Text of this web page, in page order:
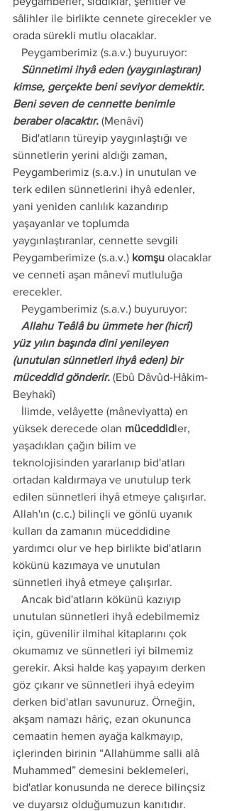
sâlihler ile birlikte cennete girecekler ve
orada sürekli mutlu olacaklar.
   Peygamberimiz (s.a.v.) buyuruyor:
kimse, gerçekte beni seviyor demektir.
Beni seven de cennette benimle
beraber olacaktır. (Menâvî)
sünnetlerin yerini aldığı zaman,
Peygamberimiz (s.a.v.) in unutulan ve
terk edilen sünnetlerini ihyâ edenler,
yani yeniden canlılık kazandırıp
yaşayanlar ve toplumda
yaygınlaştıranlar, cennette sevgili
Peygamberimize (s.a.v.) komşu olacaklar
ve cenneti aşan mânevî mutluluğa
erecekler.
   Peygamberimiz (s.a.v.) buyuruyor:
yüz yılın başında dini yenileyen
(unutulan sünnetleri ihyâ eden) bir
müceddid gönderir. (Ebû Dâvûd-Hâkim-
Beyhakî)
yüksek derecede olan müceddidler,
yaşadıkları çağın bilim ve
teknolojisinden yararlanıp bid'atları
ortadan kaldırmaya ve unutulup terk
edilen sünnetleri ihyâ etmeye çalışırlar.
Allah'ın (c.c.) bilinçli ve gönlü uyanık
kulları da zamanın müceddidine
yardımcı olur ve hep birlikte bid'atların
kökünü kazımaya ve unutulan
sünnetleri ihyâ etmeye çalışırlar.
unutulan sünnetleri ihyâ edebilmemiz
için, güvenilir ilmihal kitaplarını çok
okumamız ve sünnetleri iyi bilmemiz
gerekir. Aksi halde kaş yapayım derken
göz çıkarır ve sünnetleri ihyâ edeyim
derken bid'atları savunuruz. Örneğin,
akşam namazı hâriç, ezan okununca
cemaatin hemen ayağa kalkmayıp,
içlerinden birinin “Allahümme salli alâ
Muhammed” demesini beklemeleri,
bid'atlar konusunda ne derece bilinçsiz
ve duyarsız olduğumuzun kanıtıdır.